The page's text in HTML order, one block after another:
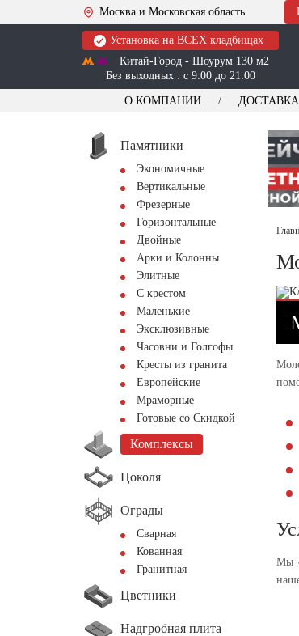
Москва и Московская область
Установка на ВСЕХ кладбищах
Китай-Город - Шоурум 130 м2
Без выходных : с 9:00 до 21:00
О КОМПАНИИ ДОСТАВКА
Памятники
Экономичные
Вертикальные
Фрезерные
Горизонтальные
Двойные
Арки и Колонны
Элитные
С крестом
Маленькие
Эксклюзивные
Часовни и Голгофы
Кресты из гранита
Европейские
Мраморные
Готовые со Скидкой
Комплексы
Цоколя
Ограды
Сварная
Кованная
Гранитная
Цветники
Надгробная плита
Мы